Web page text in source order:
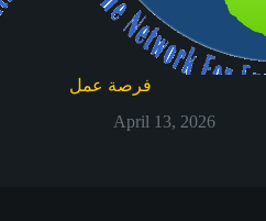
فرصة عمل
April 13, 2026